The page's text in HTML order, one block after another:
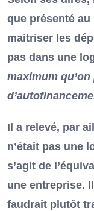
que présenté
maitriser les
pas dans une
maximum
Il a relevé, par
n’était pas une
s’agit de
une entreprise.
faudrait plutôt